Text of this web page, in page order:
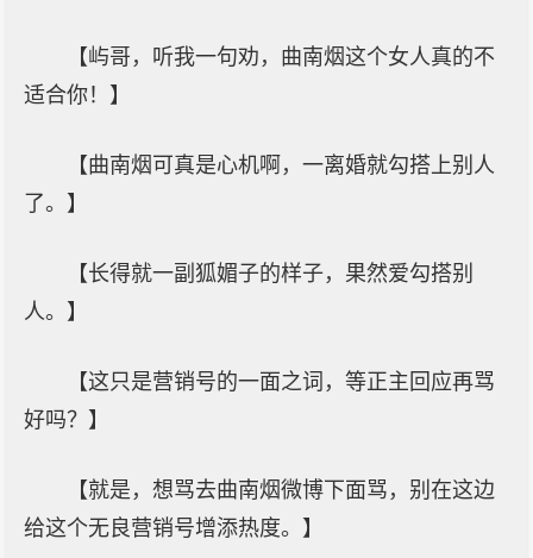
【屿哥，听我一句劝，曲南烟这个女人真的不
适合你！】
【曲南烟可真是心机啊，一离婚就勾搭上别人
了。】
【长得就一副狐媚子的样子，果然爱勾搭别
人。】
【这只是营销号的一面之词，等正主回应再骂
好吗？】
【就是，想骂去曲南烟微博下面骂，别在这边
给这个无良营销号增添热度。】